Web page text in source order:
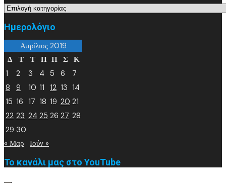
Kατηγορίες
Ημερολόγιο
Απρίλιος 2019
Δ
Τ Τ Π Π Σ Κ
1
2 3 4 5 6
7
8
9 10 11 12 13 14
15 16 17 18 19 20 21
22 23 24 25 26 27 28
29 30
« Μαρ Ιούν »
Το κανάλι μας στο YouTube